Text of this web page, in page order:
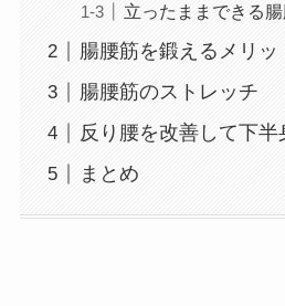
立ったままできる
腸腰筋を鍛えるメリッ
腸腰筋のストレッチ
反り腰を改善して下
まとめ